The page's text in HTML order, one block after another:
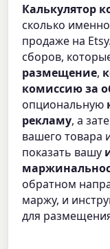
Калькулятор
сколько
продаже на
сборов,
размещение,
комиссию за
опциональную
рекламу, а
вашего товара
показать вашу
обратном
маржу, и
для